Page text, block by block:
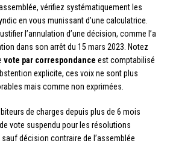
vérifiez systématiquement les
en vous munissant d’une calculatrice.
l’annulation d’une décision, comme l’a
dans son arrêt du 15 mars 2023. Notez
vote par correspondance est comptabilisé
explicite, ces voix ne sont plus
mais comme non exprimées.
de charges depuis plus de 6 mois
vote suspendu pour les résolutions
sauf décision contraire de l’assemblée